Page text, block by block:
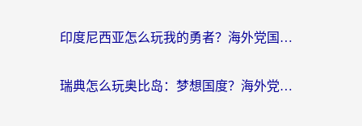
印度尼西亚怎么玩我的勇者？海外党国服游戏加速避坑指南（附实况五行师解决方案）
瑞典怎么玩奥比岛：梦想国度？海外党亲测有效的国服游戏加速全攻略